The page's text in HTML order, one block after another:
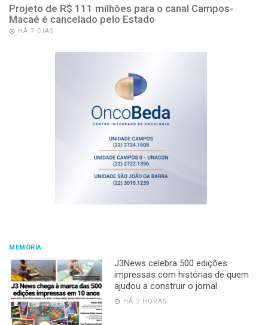
Projeto de R$ 111 milhões para o canal Campos-
Macaé é cancelado pelo Estado
HÁ 7 DIAS
MEMÓRIA
J3News celebra 500 edições
impressas com histórias de quem
ajudou a construir o jornal
HÁ 2 HORAS